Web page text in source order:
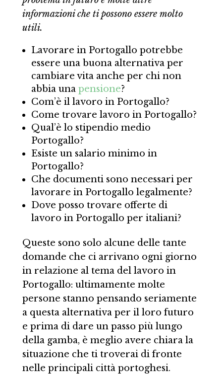
informazioni che ti possono essere molto
utili.
Lavorare in Portogallo potrebbe
essere una buona alternativa per
cambiare vita anche per chi non
abbia una pensione?
Com’è il lavoro in Portogallo?
Come trovare lavoro in Portogallo?
Qual’è lo stipendio medio
Portogallo?
Esiste un salario minimo in
Portogallo?
Che documenti sono necessari per
lavorare in Portogallo legalmente?
Dove posso trovare offerte di
lavoro in Portogallo per italiani?
Queste sono solo alcune delle tante
domande che ci arrivano ogni giorno
in relazione al tema del lavoro in
Portogallo: ultimamente molte
persone stanno pensando seriamente
a questa alternativa per il loro futuro
e prima di dare un passo più lungo
della gamba, è meglio avere chiara la
situazione che ti troverai di fronte
nelle principali città portoghesi.